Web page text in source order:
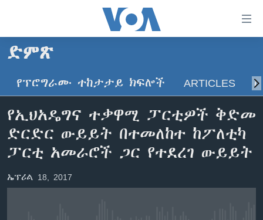
ማገናኛዎች
ዋናው
ይዘት
ወደ
ዋናው
ይዘት
እለፍ
ወደ
ዋናው
ዜና
ኢትዮጵያ
አሜሪካ
ኑሮ በጤንነት
ከምሽቱ ሦስት ሰዓት የአማርኛ ዜና
ቪዲዮ
ክምችት
ድምጽ
የፕሮግራሙ ተከታታይ ክፍሎች ARTICLES
የኢህአዴግና ተቃዋሚ ፓርቲዎች ቅድመ
ድርድር ውይይት በተመለከተ ከፖለቲካ
ፓርቲ አመራሮች ጋር የተደረገ ውይይት
ኤፕሪል 18, 2017